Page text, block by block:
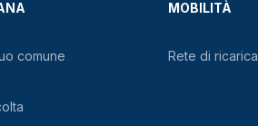
comune
MOBILITÀ
Rete di ricarica